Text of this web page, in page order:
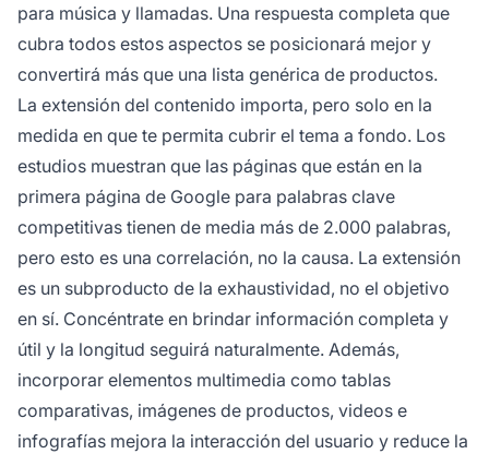
para música y llamadas. Una respuesta completa que
cubra todos estos aspectos se posicionará mejor y
convertirá más que una lista genérica de productos.
La extensión del contenido importa, pero solo en la
medida en que te permita cubrir el tema a fondo. Los
estudios muestran que las páginas que están en la
primera página de Google para palabras clave
competitivas tienen de media más de 2.000 palabras,
pero esto es una correlación, no la causa. La extensión
es un subproducto de la exhaustividad, no el objetivo
en sí. Concéntrate en brindar información completa y
útil y la longitud seguirá naturalmente. Además,
incorporar elementos multimedia como tablas
comparativas, imágenes de productos, videos e
infografías mejora la interacción del usuario y reduce la